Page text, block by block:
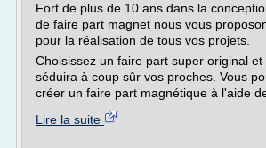
Fort de plus de 10 ans dans la
de faire part magnet nous vous
pour la réalisation de tous vos projets.
Choisissez un faire part super original
séduira à coup sûr vos proches. Vous
créer un faire part magnétique à l'aide
Lire la suite